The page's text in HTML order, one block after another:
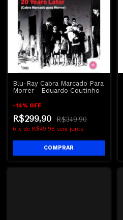
Blu-Ray Cabra Marcado Para
Morrer - Eduardo Coutinho
-14% OFF
R$299,90 R$349,90
6 x de R$49,98 sem juros